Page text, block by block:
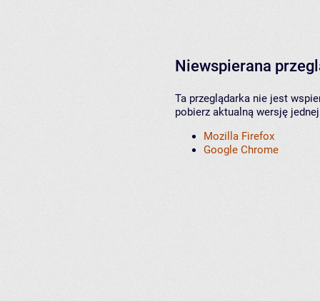
Niewspierana
Ta przeglądarka nie jest
pobierz aktualną wersję
Mozilla Firefox
Google Chrome